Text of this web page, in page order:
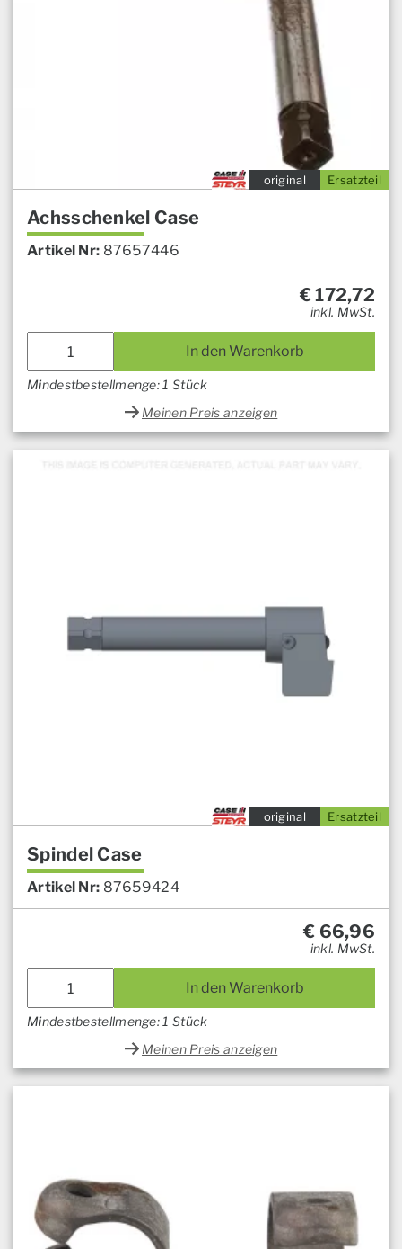
Ersatzteil
original
Achsschenkel Case
Artikel Nr: 87657446
€172,72
inkl. MwSt.
In den Warenkorb
Mindestbestellmenge: 1 Stück
Meinen Preis anzeigen
Ersatzteil
original
Spindel Case
Artikel Nr: 87659424
€ 66,96
inkl. MwSt.
In den Warenkorb
Mindestbestellmenge: 1 Stück
Meinen Preis anzeigen